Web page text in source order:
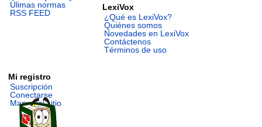
Úlimas normas
RSS FEED
LexiVox
¿Qué es LexiVox?
Quiénes somos
Novedades en LexiVox
Contáctenos
Términos de uso
Mi registro
Suscripción
Conectarse
Mapa del sitio